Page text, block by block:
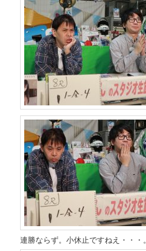
連勝ならず。小休止ですねえ・・・。